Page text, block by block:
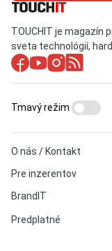
TOUCHIT je magazín
sveta technológií,
O nás / Kontakt
Pre inzerentov
BrandIT
Predplatné
Tmavý režim